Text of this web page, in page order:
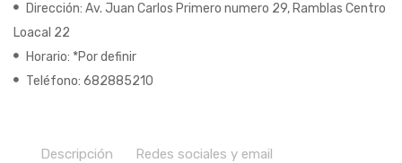
Dirección: Av. Juan Carlos Primero numero 29, Ramblas Centro
Loacal 22
Horario: *Por definir
Teléfono: 682885210
Descripción Redes sociales y email